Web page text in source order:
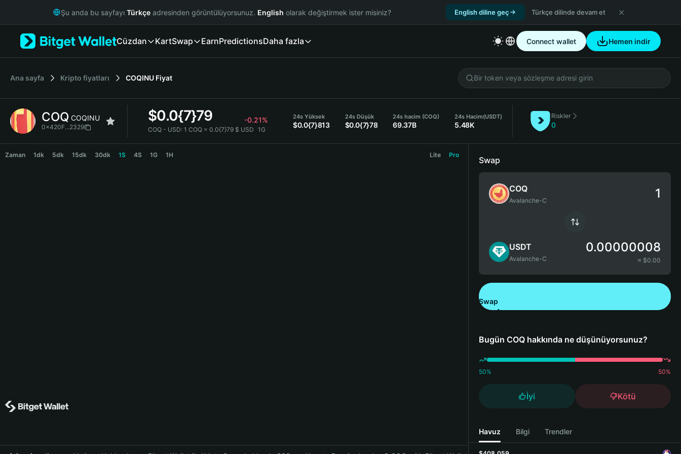
Русский
Italiano
简体中文
繁體中文
Bahasa Indonesia
Şu anda bu sayfayı Türkçe adresinden görüntülüyorsunuz. English olarak değiştirmek ister misiniz? English diline geç Türkçe dilinde devam et
Cüzdan KartSwap EarnPredictionsDaha fazla Connect wallet Hemen indir
Ana sayfa Kripto fiyatları COQINU Fiyat
COQ COQINU
0x420F...2329
$0.0{7}79 -0.21%
COQ - USD: 1 COQ = 0.0{7}79 $ USD 1G
24s Yüksek
$0.0{7}813
24s Düşük
$0.0{7}78
24s hacim (COQ)
69.37B
24s Hacim(USDT)
5.48K
Riskler
0
Zaman 1dk 5dk 15dk 30dk 1S 4S 1G 1H Lite Pro
Swap
COQ
Avalanche-C
USDT
Avalanche-C
0.00000008
≈ $0.00
Swap
Bugün COQ hakkında ne düşünüyorsunuz?
50% 50%
İyi Kötü
Havuz Bilgi Trendler